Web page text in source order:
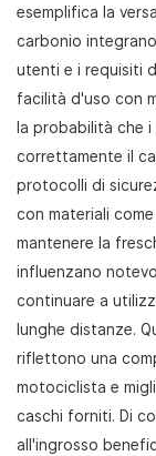
esemplifica la
carbonio
utenti e i requisiti
facilità d'uso con
la probabilità che
correttamente il
protocolli di
con materiali
mantenere la
influenzano
continuare a
lunghe distanze.
riflettono una
motociclista e
caschi forniti. Di
all'ingrosso